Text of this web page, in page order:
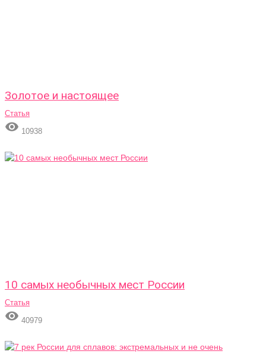
Золотое и настоящее
Статья
 10938
10 самых необычных мест России
Статья
 40979